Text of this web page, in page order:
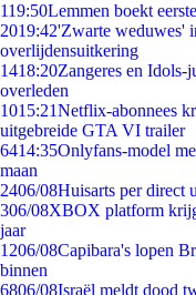
119:50Lemmen boekt
2019:42'Zwarte weduwes'
overlijdensuitkering
1418:20Zangeres en
overleden
1015:21Netflix-abonnees
uitgebreide GTA VI trailer
6414:35Onlyfans-model
maan
2406/08Huisarts per direct
306/08XBOX platform
jaar
1206/08Capibara's lopen
binnen
6806/08Israël meldt dood